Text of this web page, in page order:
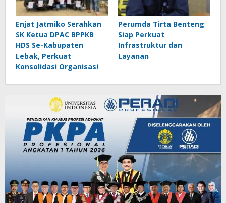
Enjat Jatmiko Serahkan
SK Ketua DPAC BPPKB
HDS Se-Kabupaten
Lebak, Perkuat
Konsolidasi Organisasi
Perumda Tirta Benteng
Siap Perkuat
Infrastruktur dan
Layanan